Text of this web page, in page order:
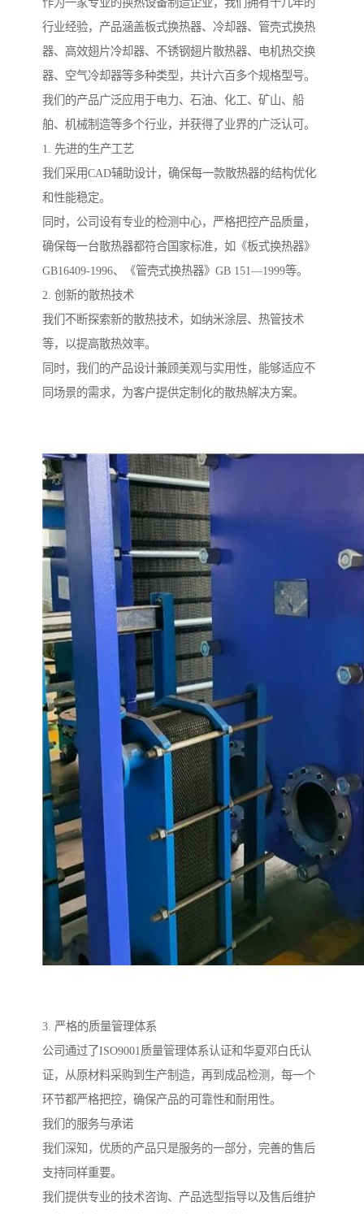
行业经验，产品涵盖板式换热器、冷却器、管壳式换热
器、高效翅片冷却器、不锈钢翅片散热器、电机热交换
器、空气冷却器等多种类型，共计六百多个规格型号。
我们的产品广泛应用于电力、石油、化工、矿山、船
舶、机械制造等多个行业，并获得了业界的广泛认可。
1. 先进的生产工艺
我们采用CAD辅助设计，确保每一款散热器的结构优化
和性能稳定。
同时，公司设有专业的检测中心，严格把控产品质量，
确保每一台散热器都符合国家标准，如《板式换热器》
GB16409-1996、《管壳式换热器》GB 151—1999等。
2. 创新的散热技术
我们不断探索新的散热技术，如纳米涂层、热管技术
等，以提高散热效率。
同时，我们的产品设计兼顾美观与实用性，能够适应不
同场景的需求，为客户提供定制化的散热解决方案。
3. 严格的质量管理体系
公司通过了ISO9001质量管理体系认证和华夏邓白氏认
证，从原材料采购到生产制造，再到成品检测，每一个
环节都严格把控，确保产品的可靠性和耐用性。
我们的服务与承诺
我们深知，优质的产品只是服务的一部分，完善的售后
支持同样重要。
我们提供专业的技术咨询、产品选型指导以及售后维护